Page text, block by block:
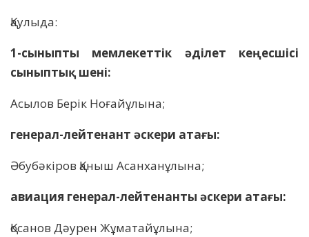
Қаулыда:
1-сыныпты мемлекеттік әділет кеңесшісі
сыныптық шені:
Асылов Берік Ноғайұлына;
генерал-лейтенант әскери атағы:
Әбубәкіров Қаныш Асанханұлына;
авиация генерал-лейтенанты әскери атағы:
Қосанов Дәурен Жұматайұлына;